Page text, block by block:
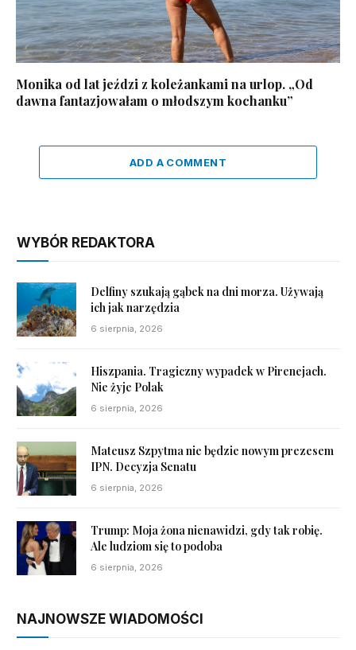
Monika od lat jeździ z koleżankami na urlop. „Od
dawna fantazjowałam o młodszym kochanku”
ADD A COMMENT
WYBÓR REDAKTORA
Delfiny szukają gąbek na dni morza. Używają
ich jak narzędzia
6 sierpnia, 2026
Hiszpania. Tragiczny wypadek w Pirenejach.
Nie żyje Polak
6 sierpnia, 2026
Mateusz Szpytma nie będzie nowym prezesem
IPN. Decyzja Senatu
6 sierpnia, 2026
Trump: Moja żona nienawidzi, gdy tak robię.
Ale ludziom się to podoba
6 sierpnia, 2026
NAJNOWSZE WIADOMOŚCI